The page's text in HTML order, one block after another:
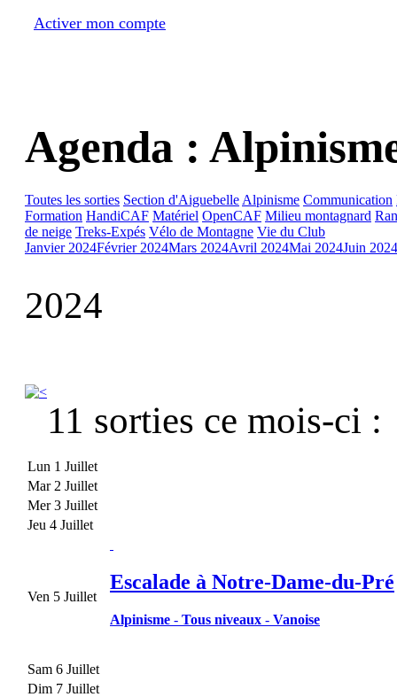
Activer mon compte
Agenda :
Toutes les sorties Section d'Aiguebelle Alpinisme Communication
Formation HandiCAF Matériel OpenCAF Milieu montagnard
de neige Treks-Expés Vélo de Montagne Vie du Club
Janvier 2024Février 2024Mars 2024Avril 2024Mai 2024Juin 2024
2024
11 sorties ce mois-ci :
Lun 1 Juillet
Mar 2 Juillet
Mer 3 Juillet
Jeu 4 Juillet
Ven 5 Juillet
Escalade à Notre-Dame-du-Pré
Alpinisme - Tous niveaux - Vanoise
Sam 6 Juillet
Dim 7 Juillet